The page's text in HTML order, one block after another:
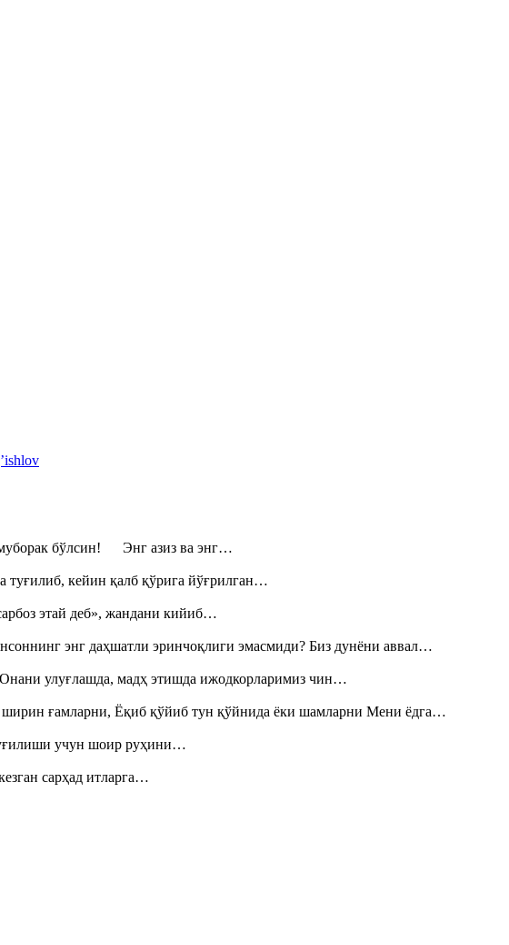
муборак бўлсин! Энг азиз ва энг…
кейин қалб қўрига йўғрилган…
этай деб», жандани кийиб…
энг даҳшатли эринчоқлиги эмасмиди? Биз дунёни аввал…
Онани улуғлашда, мадҳ этишда ижодкорларимиз чин…
ширин ғамларни, Ёқиб қўйиб тун қўйнида ёки шамларни Мени ёдга…
учун шоир руҳини…
сарҳад итларга…